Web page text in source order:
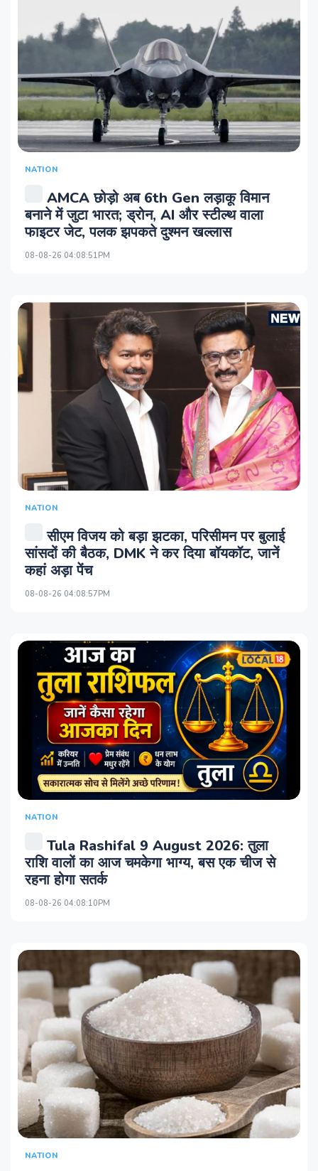
NATION
AMCA छोड़ो अब 6th Gen लड़ाकू विमान
बनाने में जुटा भारत; ड्रोन, AI और स्टील्थ वाला
फाइटर जेट, पलक झपकते दुश्मन खल्लास
08-08-26 04:08:51PM
NATION
सीएम विजय को बड़ा झटका, परिसीमन पर बुलाई
सांसदों की बैठक, DMK ने कर दिया बॉयकॉट, जानें
कहां अड़ा पेंच
08-08-26 04:08:57PM
NATION
Tula Rashifal 9 August 2026: तुला
राशि वालों का आज चमकेगा भाग्य, बस एक चीज से
रहना होगा सतर्क
08-08-26 04:08:10PM
NATION